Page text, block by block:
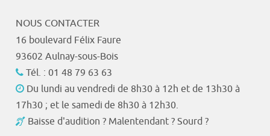
NOUS CONTACTER
16 boulevard Félix Faure
93602 Aulnay-sous-Bois
Tél. : 01 48 79 63 63
Du lundi au vendredi de 8h30 à 12h et de 13h30 à
17h30 ; et le samedi de 8h30 à 12h30.
Baisse d'audition ? Malentendant ? Sourd ?